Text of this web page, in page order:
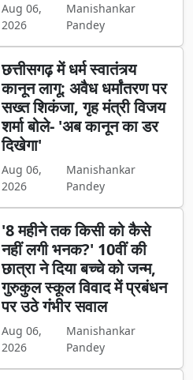
Aug 06,
2026
Manishankar
Pandey
छत्तीसगढ़ में धर्म स्वातंत्र्य
कानून लागू: अवैध धर्मांतरण पर
सख्त शिकंजा, गृह मंत्री विजय
शर्मा बोले- 'अब कानून का डर
दिखेगा'
Aug 06,
2026
Manishankar
Pandey
'8 महीने तक किसी को कैसे
नहीं लगी भनक?' 10वीं की
छात्रा ने दिया बच्चे को जन्म,
गुरुकुल स्कूल विवाद में प्रबंधन
पर उठे गंभीर सवाल
Aug 06,
2026
Manishankar
Pandey